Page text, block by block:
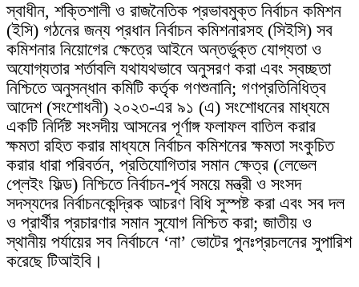
স্বাধীন, শক্তিশালী ও রাজনৈতিক প্রভাবমুক্ত নির্বাচন কমিশন
(ইসি) গঠনের জন্য প্রধান নির্বাচন কমিশনারসহ (সিইসি) সব
কমিশনার নিয়োগের ক্ষেত্রে আইনে অন্তর্ভুক্ত যোগ্যতা ও
অযোগ্যতার শর্তাবলি যথাযথভাবে অনুসরণ করা এবং স্বচ্ছতা
নিশ্চিতে অনুসন্ধান কমিটি কর্তৃক গণশুনানি; গণপ্রতিনিধিত্ব
আদেশ (সংশোধনী) ২০২৩-এর ৯১ (এ) সংশোধনের মাধ্যমে
একটি নির্দিষ্ট সংসদীয় আসনের পূর্ণাঙ্গ ফলাফল বাতিল করার
ক্ষমতা রহিত করার মাধ্যমে নির্বাচন কমিশনের ক্ষমতা সংকুচিত
করার ধারা পরিবর্তন, প্রতিযোগিতার সমান ক্ষেত্র (লেভেল
প্লেইং ফিল্ড) নিশ্চিতে নির্বাচন-পূর্ব সময়ে মন্ত্রী ও সংসদ
সদস্যদের নির্বাচনকেন্দ্রিক আচরণ বিধি সুস্পষ্ট করা এবং সব দল
ও প্রার্থীর প্রচারণার সমান সুযোগ নিশ্চিত করা; জাতীয় ও
স্থানীয় পর্যায়ের সব নির্বাচনে ‘না’ ভোটের পুনঃপ্রচলনের সুপারিশ
করেছে টিআইবি।